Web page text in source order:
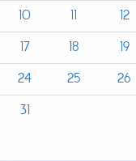
10
11 12
17
18 19
24
25 26
31